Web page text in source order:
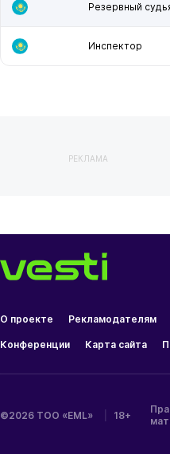
Резервный
Инспектор
РЕКЛАМА
О проекте Рекламодателям
Конференции Карта сайта
©2026 ТОО «EML» 18+